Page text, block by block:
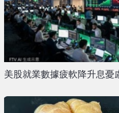
美股就業數據疲軟降升息